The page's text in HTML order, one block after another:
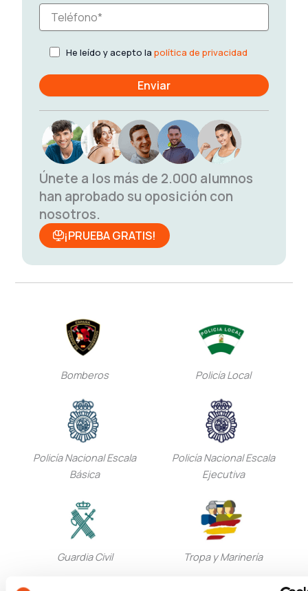
He leído y acepto la política de privacidad
Únete a los más de 2.000 alumnos
han aprobado su oposición con
nosotros.
¡PRUEBA GRATIS!
Bomberos Policía Local
Policía Nacional Escala
Básica
Policía Nacional Escala
Ejecutiva
Guardia Civil Tropa y Marinería